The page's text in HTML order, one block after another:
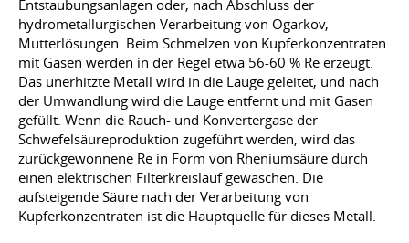
Entstaubungsanlagen oder, nach Abschluss der
hydrometallurgischen Verarbeitung von Ogarkov,
Mutterlösungen. Beim Schmelzen von Kupferkonzentraten
mit Gasen werden in der Regel etwa 56-60 % Re erzeugt.
Das unerhitzte Metall wird in die Lauge geleitet, und nach
der Umwandlung wird die Lauge entfernt und mit Gasen
gefüllt. Wenn die Rauch- und Konvertergase der
Schwefelsäureproduktion zugeführt werden, wird das
zurückgewonnene Re in Form von Rheniumsäure durch
einen elektrischen Filterkreislauf gewaschen. Die
aufsteigende Säure nach der Verarbeitung von
Kupferkonzentraten ist die Hauptquelle für dieses Metall.